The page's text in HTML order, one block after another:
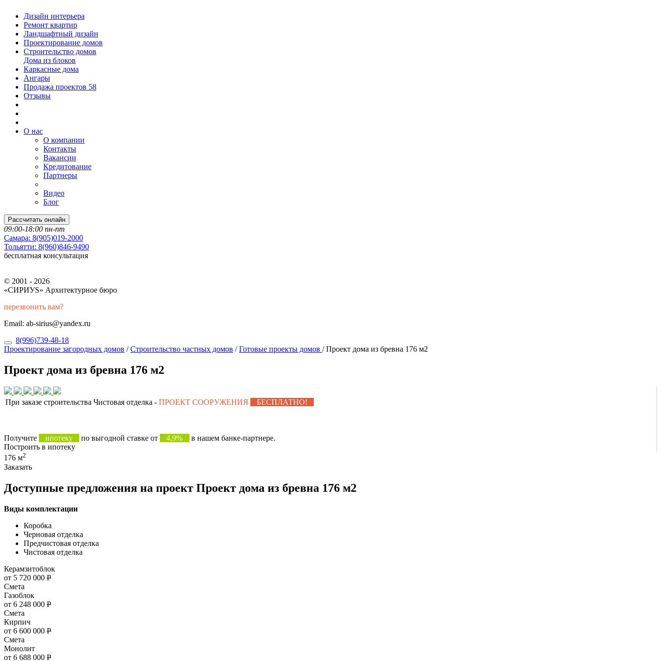
Дизайн интерьера
Ремонт квартир
Ландшафтный дизайн
Проектирование домов
Строительство домов
Дома из блоков
Каркасные дома
Ангары
Продажа проектов 58
Отзывы
О нас
О компании
Контакты
Вакансии
Кредитование
Партнеры
Видео
Блог
Рассчитать онлайн
09:00-18:00 пн-пт
Самара: 8(905)019-2000
Тольятти: 8(960)846-9490
бесплатная консультация
© 2001 - 2026
«СИРИУS» Архитектурное бюро
перезвонить вам?
Email: ab-sirius@yandex.ru
8(996)739-48-18
Проектирование загородных домов /Строительство частных домов /Готовые проекты домов /Проект дома из бревна 176 м2
Проект дома из бревна 176 м2
При заказе строительства Чистовая отделка - ПРОЕКТ СООРУЖЕНИЯ БЕСПЛАТНО!
Получите ипотеку по выгодной ставке от 4,9%
в нашем банке-партнере.
Построить в ипотеку
176 м2
Заказать
Доступные предложения на проект Проект дома из бревна 176 м2
Виды комплектации
Коробка
Черновая отделка
Предчистовая отделка
Чистовая отделка
Керамзитоблок
от 5 720 000 Р
Смета
Газоблок
от 6 248 000 Р
Смета
Кирпич
от 6 600 000 Р
Смета
Монолит
от 6 688 000 Р